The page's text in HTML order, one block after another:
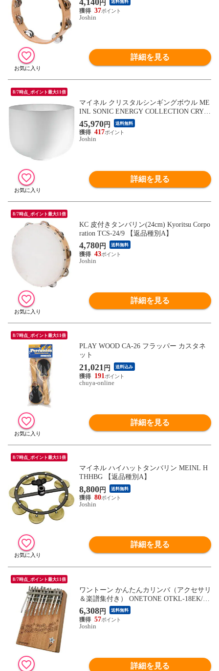
4,140円 送料無料
37
Joshin
詳細を見る
8/7時点_ポイント最大11倍
マイネル クリスタルシンギングボウル ME
INL SONIC ENERGY COLLECTION CRYS
TAL SINGING BOWLS CSB12F 【返品種別
A】
45,970円 送料無料
417
Joshin
詳細を見る
8/7時点_ポイント最大11倍
KC 皮付きタンバリン(24cm) Kyoritsu Corpo
ration TCS-24/9 【返品種別A】
4,780円 送料無料
43
Joshin
詳細を見る
8/7時点_ポイント最大11倍
PLAY WOOD CA-26 フラッパー カスタネ
ット
21,021 円 送料込み
191
chuya-online
詳細を見る
8/7時点_ポイント最大11倍
マイネル ハイハットタンバリン MEINL H
THHBG 【返品種別A】
8,800円 送料無料
80
Joshin
詳細を見る
8/7時点_ポイント最大11倍
ワントーン かんたんカリンバ（アクセサリ
＆楽譜集付き） ONETONE OTKL-18EK/M
H 【返品種別A】
6,308円 送料無料
57
Joshin
詳細を見る